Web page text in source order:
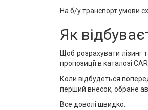
На б/у транспорт умови
Як
Щоб розрахувати
пропозиції в каталозі
Коли відбудеться
перший внесок, обране
Все доволі швидко.